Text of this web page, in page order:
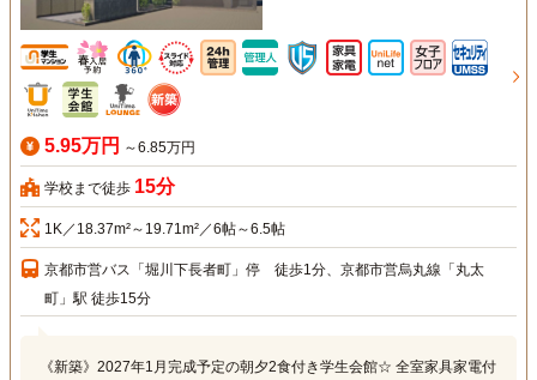
5.95万円 ～6.85万円
学校まで徒歩 15分
1K／18.37m²～19.71m²／6帖～6.5帖
京都市営バス「堀川下長者町」停 徒歩1分、京都市営烏丸線「丸太
町」駅 徒歩15分
《新築》2027年1月完成予定の朝夕2食付き学生会館☆ 全室家具家電付